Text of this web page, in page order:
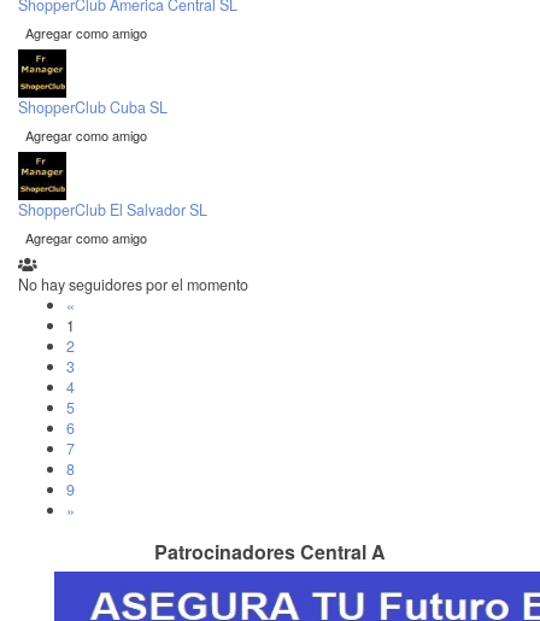
ShopperClub America Central SL
Agregar como amigo
ShopperClub Cuba SL
Agregar como amigo
ShopperClub El Salvador SL
Agregar como amigo
No hay seguidores por el momento
«
1
2
3
4
5
6
7
8
9
»
Patrocinadores Central A